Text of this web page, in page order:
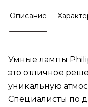
Описание
Умные лампы
это отличное
уникальную
Специалисты по